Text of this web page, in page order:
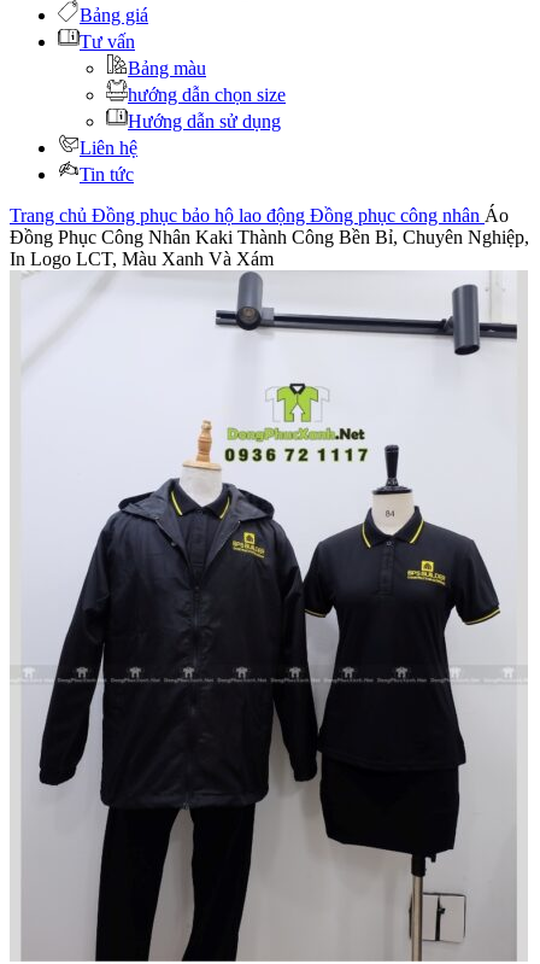
Bảng giá
Tư vấn
Bảng màu
hướng dẫn chọn size
Hướng dẫn sử dụng
Liên hệ
Tin tức
Trang chủ Đồng phục bảo hộ lao động Đồng phục công nhân Áo
Đồng Phục Công Nhân Kaki Thành Công Bền Bỉ, Chuyên Nghiệp,
In Logo LCT, Màu Xanh Và Xám